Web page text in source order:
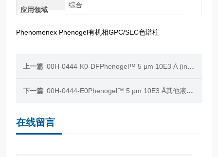
应用领域
综合
Phenomenex Phenogel有机相GPC/SEC色谱柱
上一篇 00H-0444-K0-DFPhenogel™ 5 µm 10E3 Å (in DMF MP)其他液相色谱柱
下一篇 00H-0444-E0Phenogel™ 5 µm 10E3 Å其他液相色谱柱
在线留言